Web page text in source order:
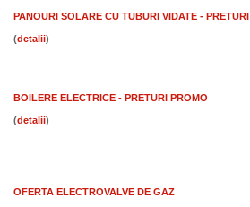
PANOURI SOLARE CU TUBURI VIDATE - PRETURI
( )
BOILERE ELECTRICE - PRETURI PROMO
( )
OFERTA ELECTROVALVE DE GAZ